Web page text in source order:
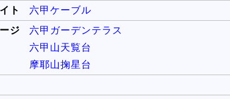
ト
六甲ケーブル
ジ
六甲ガーデンテラス
六甲山天覧台
摩耶山掬星台